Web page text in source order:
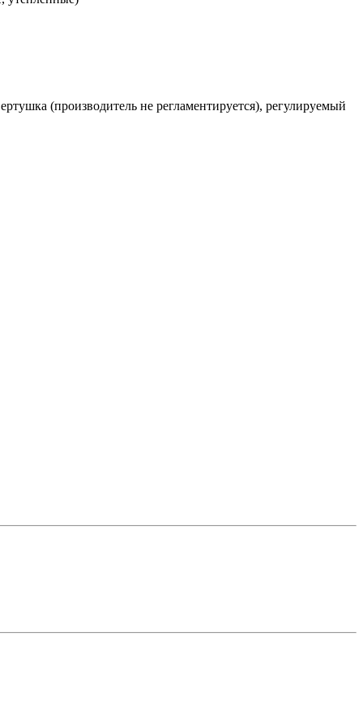
(производитель не регламентируется), регулируемый